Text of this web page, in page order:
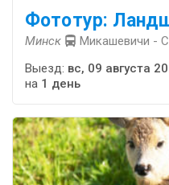
Фототур:
Минск Микашевичи -
Выезд: вс, 09 августа
на 1 день